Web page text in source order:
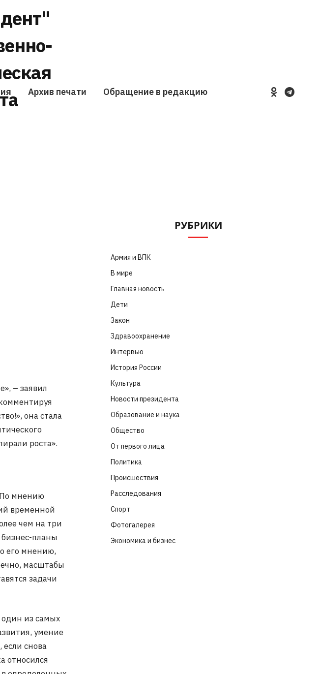
Архив печати Обращение в редакцию YouTubeVKontakte
LinkedIn
Flickr
– заявил
она стала
роста».
По мнению
временной
чем на три
планы
его мнению,
масштабы
задачи
из самых
умение
если снова
относился
РУБРИКИ
Армия и ВПК
В мире
Главная новость
Дети
Закон
Здравоохранение
Интервью
История России
Культура
Новости президента
Образование и наука
Общество
От первого лица
Политика
Происшествия
Расследования
Спорт
Фотогалерея
Экономика и бизнес